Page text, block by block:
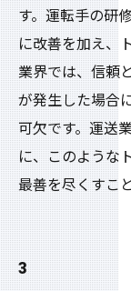
す。運転手の研
に改善を加え、
業界では、信頼
が発生した場合
可欠です。運送
に、このような
最善を尽くすこ
3